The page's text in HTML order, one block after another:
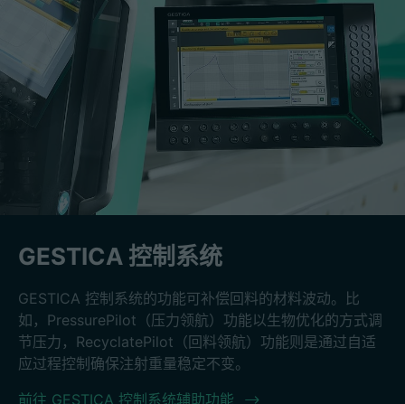
GESTICA 控制系统
GESTICA 控制系统的功能可补偿回料的材料波动。比
如，PressurePilot（压力领航）功能以生物优化的方式调
节压力，RecyclatePilot（回料领航）功能则是通过自适
应过程控制确保注射重量稳定不变。
前往 GESTICA 控制系统辅助功能